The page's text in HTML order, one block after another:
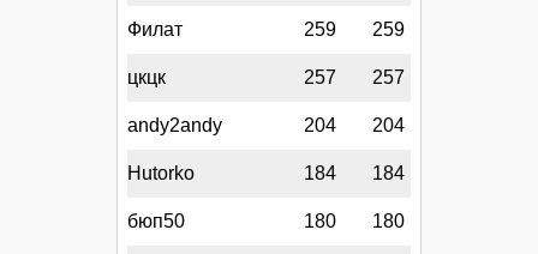
Филат 259 259
цкцк 257 257
andy2andy 204 204
Hutorko 184 184
бюп50 180 180